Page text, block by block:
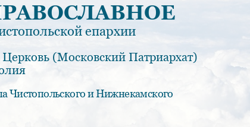
епархии
Церковь (Московский Патриархат)
Чистопольского и Нижнекамского